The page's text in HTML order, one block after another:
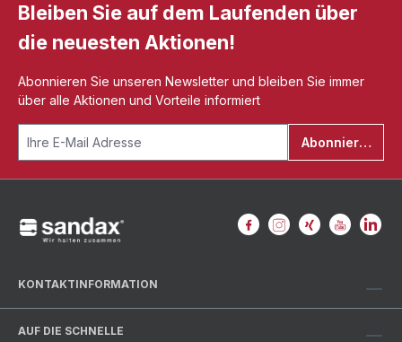
Bleiben Sie auf dem Laufenden über
die neuesten Aktionen!
Abonnieren Sie unseren Newsletter und bleiben Sie immer
über alle Aktionen und Vorteile informiert
Abonnieren
KONTAKTINFORMATION
AUF DIE SCHNELLE